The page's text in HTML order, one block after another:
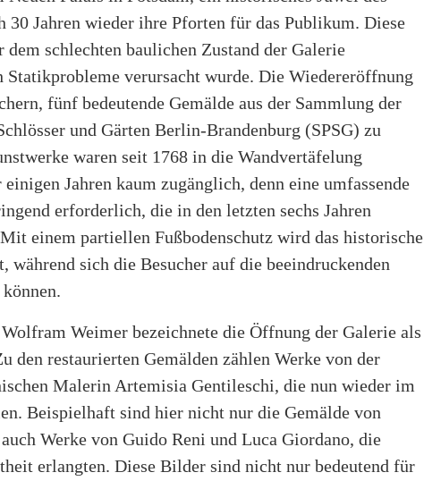
30 Jahren wieder ihre Pforten für das Publikum. Diese
dem schlechten baulichen Zustand der Galerie
Statikprobleme verursacht wurde. Die Wiedereröffnung
fünf bedeutende Gemälde aus der Sammlung der
und Gärten Berlin-Brandenburg (SPSG) zu
waren seit 1768 in die Wandvertäfelung
Jahren kaum zugänglich, denn eine umfassende
erforderlich, die in den letzten sechs Jahren
einem partiellen Fußbodenschutz wird das historische
während sich die Besucher auf die beeindruckenden
Weimer bezeichnete die Öffnung der Galerie als
den restaurierten Gemälden zählen Werke von der
Malerin Artemisia Gentileschi, die nun wieder im
Beispielhaft sind hier nicht nur die Gemälde von
Werke von Guido Reni und Luca Giordano, die
erlangten. Diese Bilder sind nicht nur bedeutend für